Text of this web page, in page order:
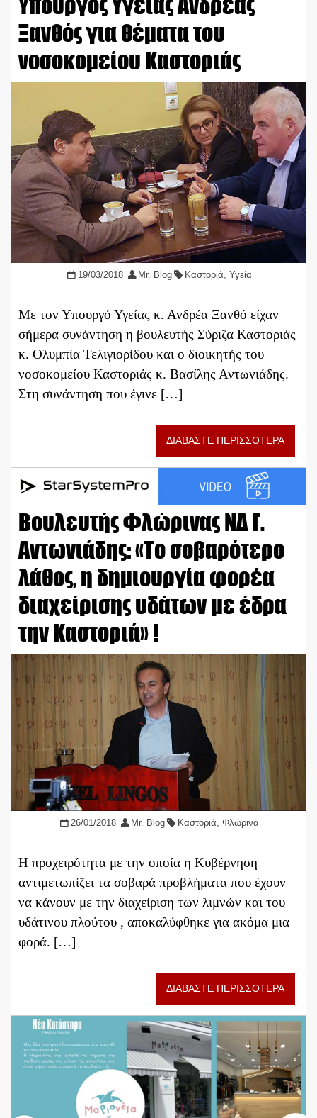
Ξανθός για θέματα του
νοσοκομείου Καστοριάς
19/03/2018 Mr. Blog Καστοριά,Υγεία
Με τον Υπουργό Υγείας κ. Ανδρέα Ξανθό είχαν
σήμερα συνάντηση η βουλευτής Σύριζα Καστοριάς
κ. Ολυμπία Τελιγιορίδου και ο διοικητής του
νοσοκομείου Καστοριάς κ. Βασίλης Αντωνιάδης.
Στη συνάντηση που έγινε […]
ΔΙΑΒΑΣΤΕ ΠΕΡΙΣΣΟΤΕΡΑ
Βουλευτής Φλώρινας ΝΔ Γ.
Αντωνιάδης: «Το σοβαρότερο
λάθος, η δημιουργία φορέα
διαχείρισης υδάτων με έδρα
την Καστοριά» !
26/01/2018 Mr. Blog Καστοριά ,Φλώρινα
Η προχειρότητα με την οποία η Κυβέρνηση
αντιμετωπίζει τα σοβαρά προβλήματα που έχουν
να κάνουν με την διαχείριση των λιμνών και του
υδάτινου πλούτου , αποκαλύφθηκε για ακόμα μια
φορά. […]
ΔΙΑΒΑΣΤΕ ΠΕΡΙΣΣΟΤΕΡΑ